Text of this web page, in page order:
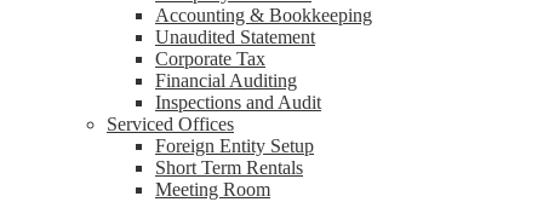
Accounting & Bookkeeping
Unaudited Statement
Corporate Tax
Financial Auditing
Inspections and Audit
Serviced Offices
Foreign Entity Setup
Short Term Rentals
Meeting Room